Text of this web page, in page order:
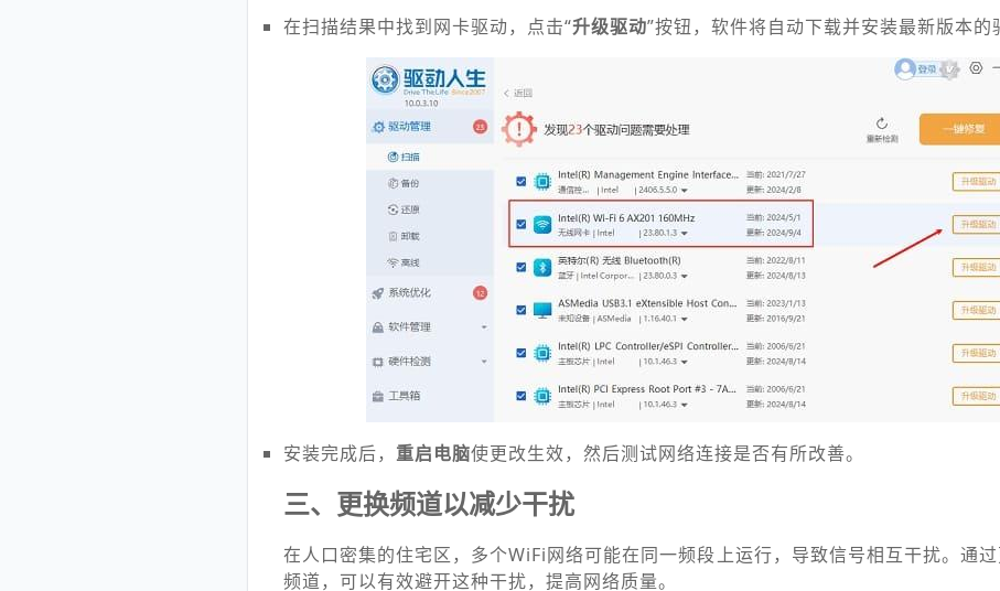
在扫描结果中找到网卡驱动，点击“升级驱动”按钮，软件将自动下载并安装最新版本的
安装完成后， 重启电脑使更改生效，然后测试网络连接是否有所改善。
三、更换频道以减少干扰
在人口密集的住宅区，多个WiFi网络可能在同一频段上运行，导致信号相互干扰。通
频道，可以有效避开这种干扰，提高网络质量。